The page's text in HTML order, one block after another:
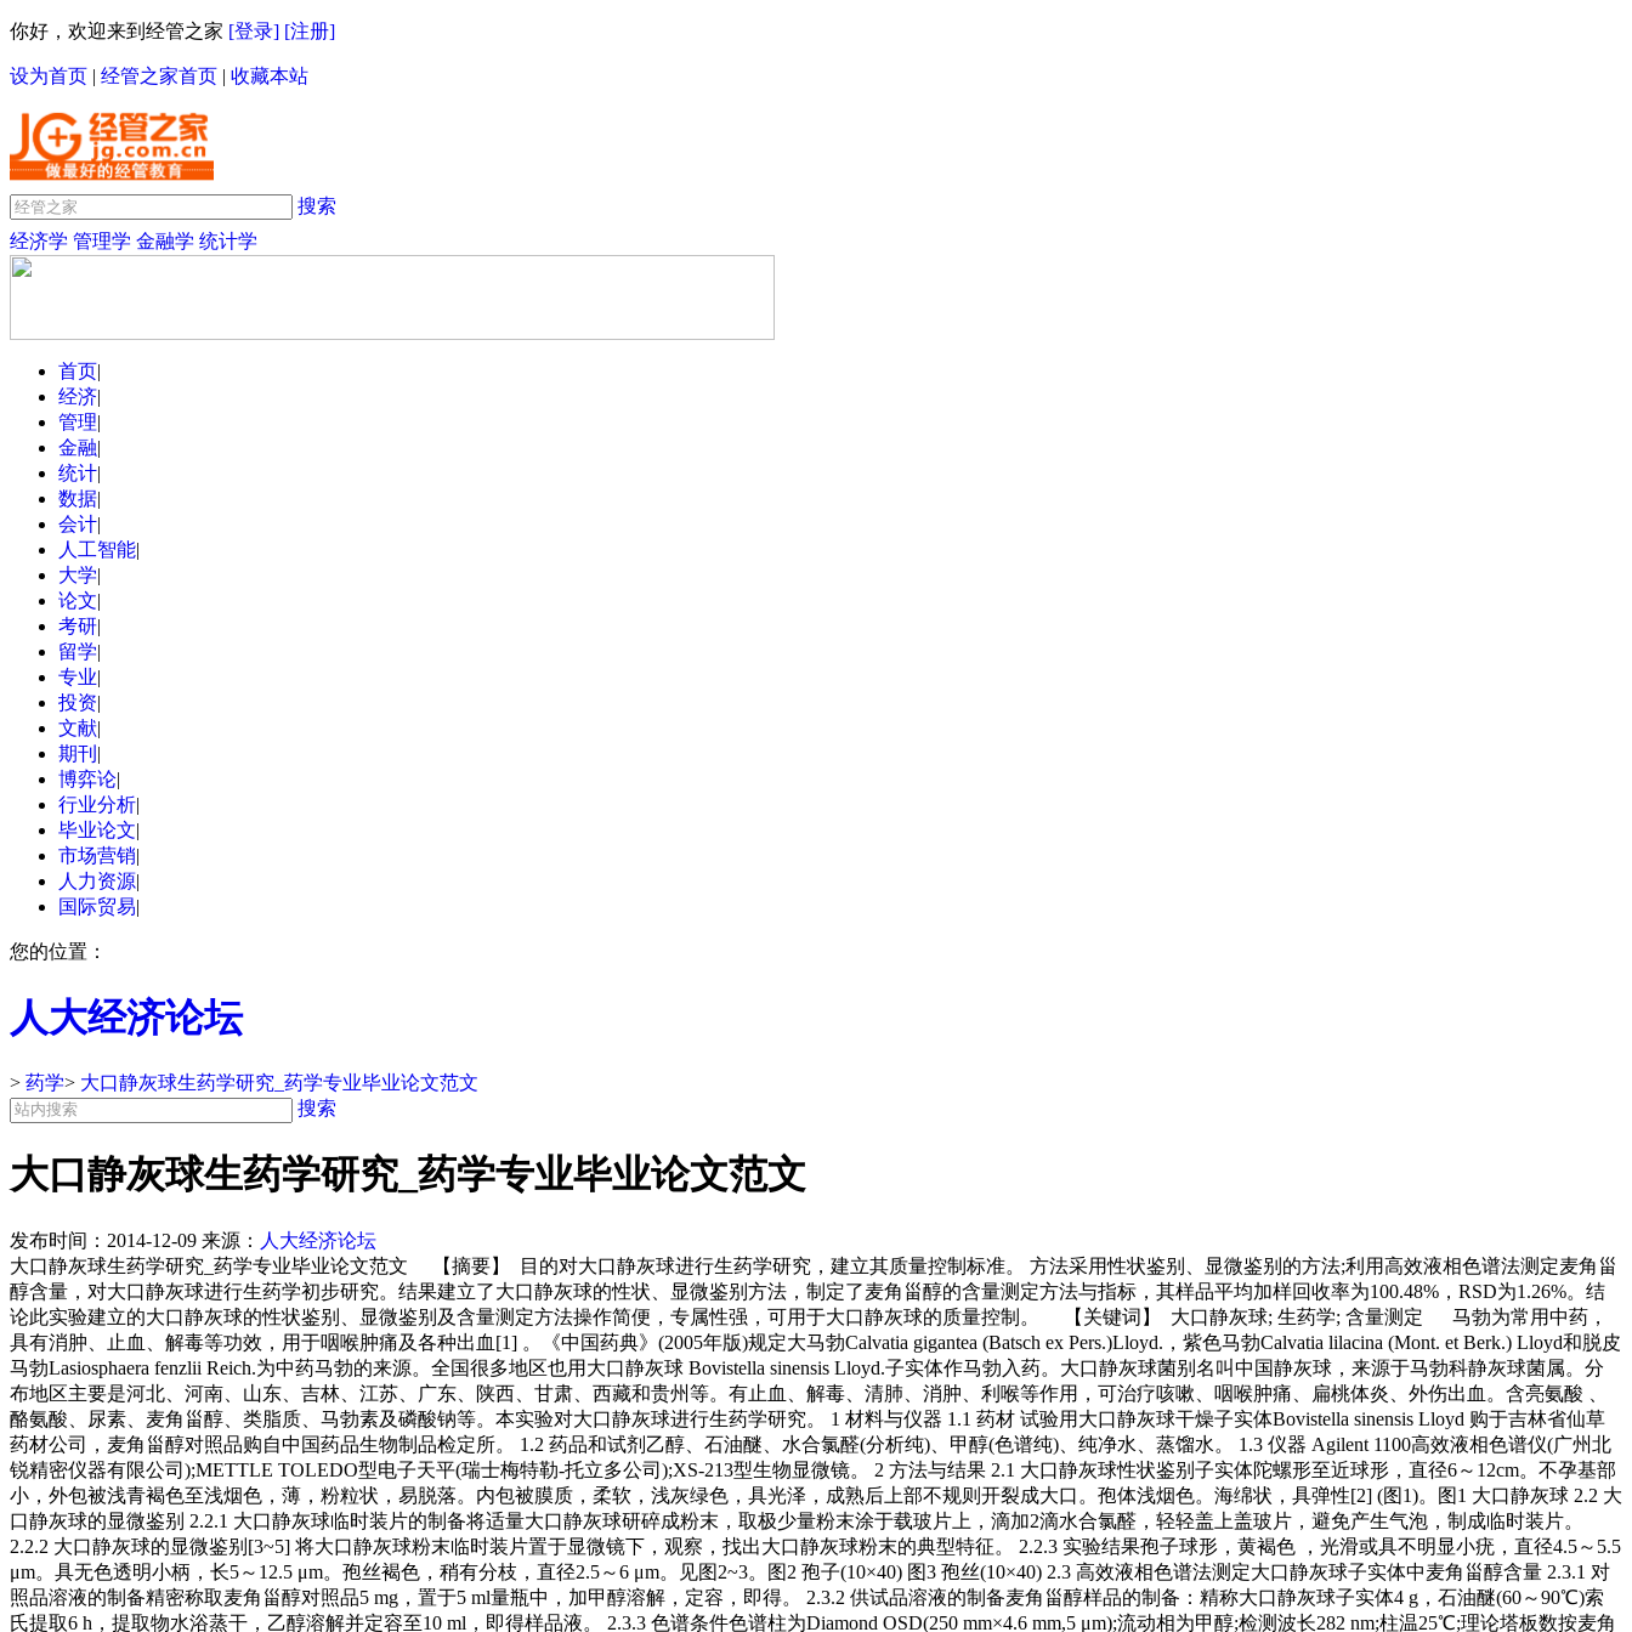
你好，欢迎来到经管之家 [登录] [注册]
设为首页 | 经管之家首页 | 收藏本站
搜索
经济学 管理学 金融学 统计学
首页|
经济|
管理|
金融|
统计|
数据|
会计|
人工智能|
大学|
论文|
考研|
留学|
专业|
投资|
文献|
期刊 |
博弈论|
行业分析|
毕业论文|
市场营销|
人力资源|
国际贸易|
您的位置：
人大经济论坛
> 药学> 大口静灰球生药学研究_药学专业毕业论文范文
搜索
大口静灰球生药学研究_药学专业毕业论文范文
发布时间： 2014-12-09 来源： 人大经济论坛
大口静灰球生药学研究_药学专业毕业论文范文 【摘要】 目的对大口静灰球进行生药学研究，建立其质量控制标准。 方法采用性状鉴别、显微鉴别的方法;利用高效液相色谱法测定麦角甾
醇含量，对大口静灰球进行生药学初步研究。结果建立了大口静灰球的性状、显微鉴别方法，制定了麦角甾醇的含量测定方法与指标，其样品平均加样回收率为100.48%，RSD为1.26%。结
论此实验建立的大口静灰球的性状鉴别、显微鉴别及含量测定方法操作简便，专属性强，可用于大口静灰球的质量控制。 【关键词】 大口静灰球; 生药学; 含量测定 马勃为常用中药，
具有消肿、止血、解毒等功效，用于咽喉肿痛及各种出血[1] 。《中国药典》(2005年版)规定大马勃Calvatia gigantea (Batsch ex Pers.)Lloyd.，紫色马勃Calvatia lilacina (Mont. et Berk.) Lloyd和脱皮
马勃Lasiosphaera fenzlii Reich.为中药马勃的来源。全国很多地区也用大口静灰球 Bovistella sinensis Lloyd.子实体作马勃入药。大口静灰球菌别名叫中国静灰球，来源于马勃科静灰球菌属。分
布地区主要是河北、河南、山东、吉林、江苏、广东、陕西、甘肃、西藏和贵州等。有止血、解毒、清肺、消肿、利喉等作用，可治疗咳嗽、咽喉肿痛、扁桃体炎、外伤出血。含亮氨酸 、
酪氨酸、尿素、麦角甾醇、类脂质、马勃素及磷酸钠等。本实验对大口静灰球进行生药学研究。 1 材料与仪器 1.1 药材 试验用大口静灰球干燥子实体Bovistella sinensis Lloyd 购于吉林省仙草
药材公司，麦角甾醇对照品购自中国药品生物制品检定所。 1.2 药品和试剂乙醇、石油醚、水合氯醛(分析纯)、甲醇(色谱纯)、纯净水、蒸馏水。 1.3 仪器 Agilent 1100高效液相色谱仪(广州北
锐精密仪器有限公司);METTLE TOLEDO型电子天平(瑞士梅特勒-托立多公司);XS-213型生物显微镜。 2 方法与结果 2.1 大口静灰球性状鉴别子实体陀螺形至近球形，直径6～12cm。不孕基部
小，外包被浅青褐色至浅烟色，薄，粉粒状，易脱落。内包被膜质，柔软，浅灰绿色，具光泽，成熟后上部不规则开裂成大口。孢体浅烟色。海绵状，具弹性[2] (图1)。图1 大口静灰球 2.2 大
口静灰球的显微鉴别 2.2.1 大口静灰球临时装片的制备将适量大口静灰球研碎成粉末，取极少量粉末涂于载玻片上，滴加2滴水合氯醛，轻轻盖上盖玻片，避免产生气泡，制成临时装片。
2.2.2 大口静灰球的显微鉴别[3~5] 将大口静灰球粉末临时装片置于显微镜下，观察，找出大口静灰球粉末的典型特征。 2.2.3 实验结果孢子球形，黄褐色 ，光滑或具不明显小疣，直径4.5～5.5
μm。具无色透明小柄，长5～12.5 μm。孢丝褐色，稍有分枝，直径2.5～6 μm。见图2~3。图2 孢子(10×40) 图3 孢丝(10×40) 2.3 高效液相色谱法测定大口静灰球子实体中麦角甾醇含量 2.3.1 对
照品溶液的制备精密称取麦角甾醇对照品5 mg，置于5 ml量瓶中，加甲醇溶解，定容，即得。 2.3.2 供试品溶液的制备麦角甾醇样品的制备：精称大口静灰球子实体4 g，石油醚(60～90℃)索
氏提取6 h，提取物水浴蒸干，乙醇溶解并定容至10 ml，即得样品液。 2.3.3 色谱条件色谱柱为Diamond OSD(250 mm×4.6 mm,5 μm);流动相为甲醇;检测波长282 nm;柱温25℃;理论塔板数按麦角